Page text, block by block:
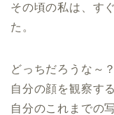
その頃の私は、す
た。
どっちだろうな～
自分の顔を観察す
自分のこれまでの